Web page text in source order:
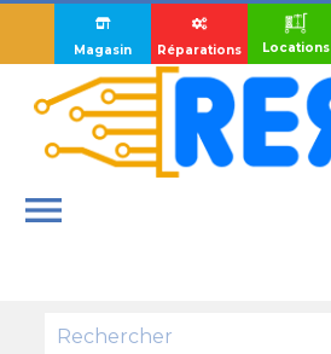
Magasin Réparations Locations
